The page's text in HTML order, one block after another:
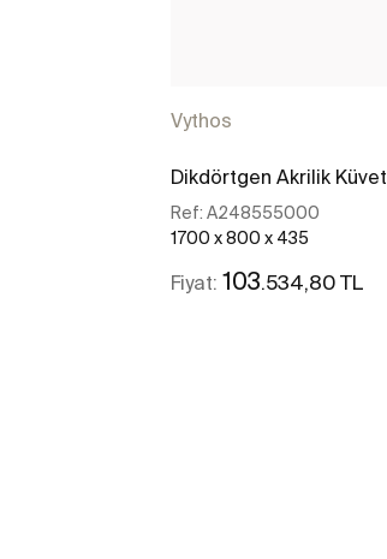
Vythos
Dikdörtgen Akrilik Küvet
Ref: A248555000
1700 x 800 x 435
Fiyat: 103 .534,80 TL